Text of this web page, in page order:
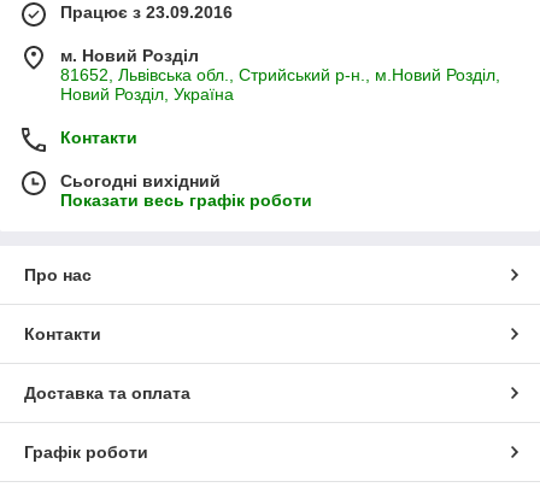
Працює з 23.09.2016
м. Новий Розділ
81652, Львівська обл., Стрийський р-н., м.Новий Розділ,
Новий Розділ, Україна
Контакти
Сьогодні вихідний
Показати весь графік роботи
Про нас
Контакти
Доставка та оплата
Графік роботи